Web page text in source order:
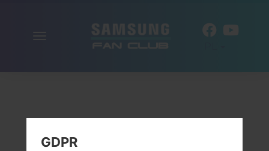
GDPR